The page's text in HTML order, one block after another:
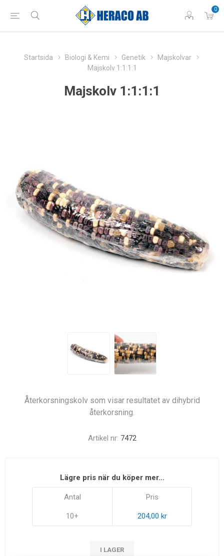
0
Startsida Biologi & Kemi Genetik
Majskolvar
Majskolv 1:1:1:1
Majskolv 1:1:1:1
Återkorsningskolv som visar resultatet av dihybrid
återkorsning.
Artikel nr: 7472
Lägre pris när du köper mer...
Antal
10+
Pris
204,00 kr
I LAGER